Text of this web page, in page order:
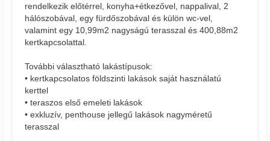
rendelkezik előtérrel, konyha+étkezővel, nappalival, 2
hálószobával, egy fürdőszobával és külön wc-vel,
valamint egy 10,99m2 nagyságú terasszal és 400,88m2
kertkapcsolattal.
További választható lakástípusok:
• kertkapcsolatos földszinti lakások saját használatú
kerttel
• teraszos első emeleti lakások
• exkluzív, penthouse jellegű lakások nagyméretű
terasszal